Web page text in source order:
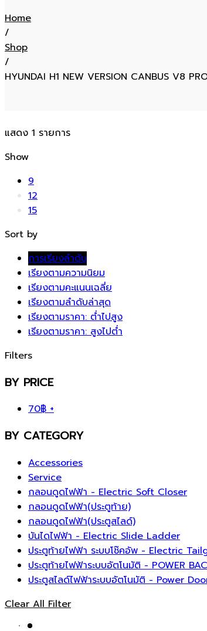
Home
/
Shop
/
HYUNDAI H1 NEW VERSION CANBUS V8
แสดง 1 รายการ
Show
9
12
15
Sort by
การเรียงลำดับ
เรียงตามความนิยม
เรียงตามคะแนนเฉลี่ย
เรียงตามลำดับล่าสุด
เรียงตามราคา: ต่ำไปสูง
เรียงตามราคา: สูงไปต่ำ
Filters
BY PRICE
70฿+
BY CATEGORY
Accessories
Service
กลอนดูดไฟฟ้า - Electric Soft Closer
กลอนดูดไฟฟ้า(ประตูท้าย)
กลอนดูดไฟฟ้า(ประตูสไลด์)
บันไดไฟฟ้า - Electric Slide Ladder
ประตูท้ายไฟฟ้า ระบบโช๊คอัพ - Electric
ประตูท้ายไฟฟ้าระบบอัตโนมัติ - POWER
ประตูสไลด์ไฟฟ้าระบบอัตโนมัติ - Power
Clear All Filter